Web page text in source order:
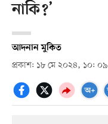
নাকি?’
আদনান মুকিত
প্রকাশ: ১৮ মে ২০২৪, ১০: ০৯